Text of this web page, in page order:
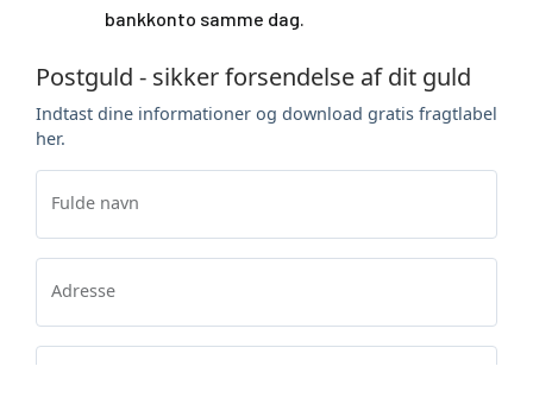
bankkonto samme dag.